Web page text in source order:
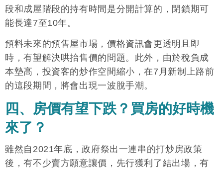
段和成屋階段的持有時間是分開計算的，閉鎖期可
能長達7至10年。
預料未來的預售屋市場，價格資訊會更透明且即
時，有望解決哄抬售價的問題。此外，由於稅負成
本墊高，投資客的炒作空間縮小，在7月新制上路前
的這段期間，將會出現一波脫手潮。
四、房價有望下跌？買房的好時機
來了？
雖然自2021年底，政府祭出一連串的打炒房政策
後，有不少賣方願意讓價，先行獲利了結出場，有